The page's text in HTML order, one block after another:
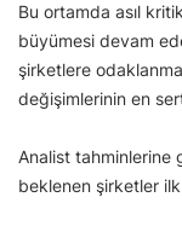
Bu ortamda asıl
büyümesi devam
şirketlere
değişimlerinin en
Analist tahminlerine
beklenen şirketler ilk